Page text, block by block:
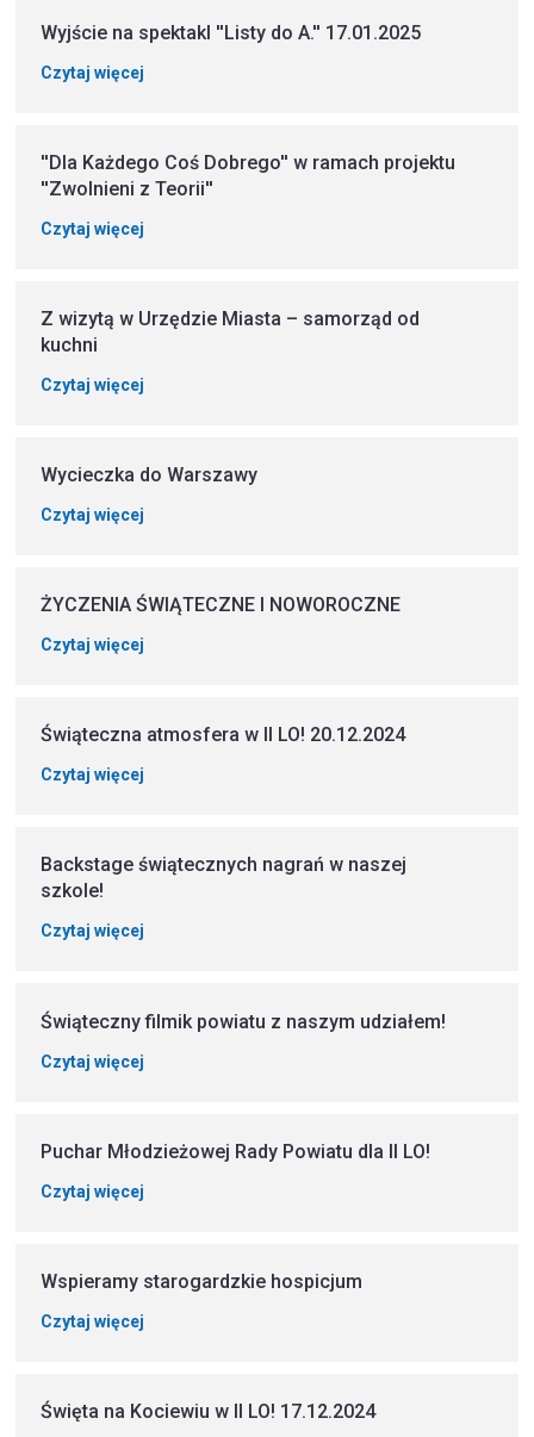
Wyjście na spektakl ''Listy do A.'' 17.01.2025
Czytaj więcej
''Dla Każdego Coś Dobrego'' w ramach projektu
''Zwolnieni z Teorii''
Czytaj więcej
Z wizytą w Urzędzie Miasta – samorząd od
kuchni
Czytaj więcej
Wycieczka do Warszawy
Czytaj więcej
ŻYCZENIA ŚWIĄTECZNE I NOWOROCZNE
Czytaj więcej
Świąteczna atmosfera w II LO! 20.12.2024
Czytaj więcej
Backstage świątecznych nagrań w naszej
szkole!
Czytaj więcej
Świąteczny filmik powiatu z naszym udziałem!
Czytaj więcej
Puchar Młodzieżowej Rady Powiatu dla II LO!
Czytaj więcej
Wspieramy starogardzkie hospicjum
Czytaj więcej
Święta na Kociewiu w II LO! 17.12.2024